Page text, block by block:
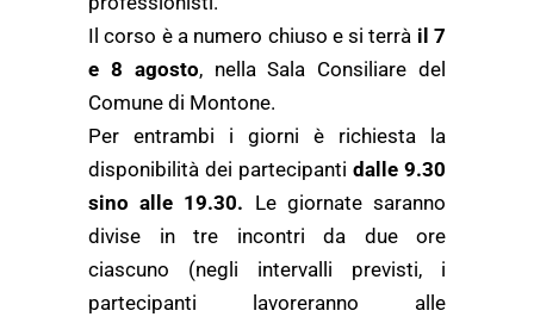
Il corso è a numero chiuso e si terrà il 7
e 8 agosto, nella Sala Consiliare del
Comune di Montone.
Per entrambi i giorni è richiesta la
disponibilità dei partecipanti dalle 9.30
sino alle 19.30. Le giornate saranno
divise in tre incontri da due ore
ciascuno (negli intervalli previsti, i
partecipanti lavoreranno alle